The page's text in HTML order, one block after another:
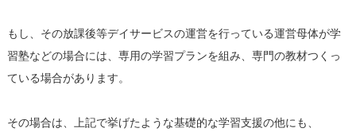
もし、その放課後等デイサービスの運営を行っている運営母体が学
習塾などの場合には、専用の学習プランを組み、専門の教材つくっ
ている場合があります。
その場合は、上記で挙げたような基礎的な学習支援の他にも、